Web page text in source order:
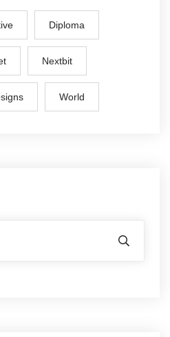
Diploma
Nextbit
World